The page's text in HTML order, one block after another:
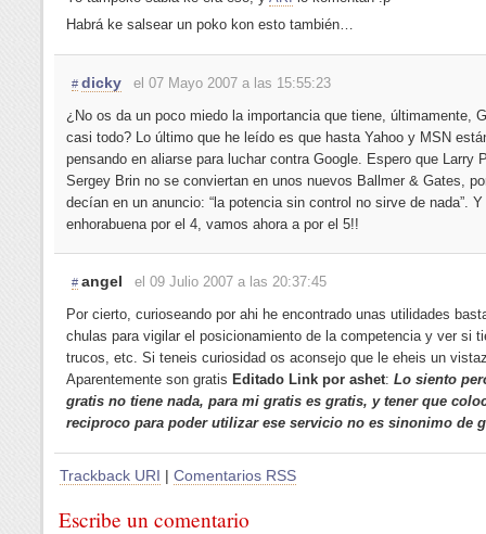
Habrá ke salsear un poko kon esto también…
# dicky
el 07 Mayo 2007 a las 15:55:23
¿No os da un poco miedo la importancia que tiene, últimamente,
casi todo? Lo último que he leído es que hasta Yahoo y MSN
pensando en aliarse para luchar contra Google. Espero que Larry
Sergey Brin no se conviertan en unos nuevos Ballmer & Gates,
decían en un anuncio: “la potencia sin control no sirve de nada”. Y
enhorabuena por el 4, vamos ahora a por el 5!!
# angel
el 09 Julio 2007 a las 20:37:45
Por cierto, curioseando por ahi he encontrado unas utilidades
chulas para vigilar el posicionamiento de la competencia y ver si
trucos, etc. Si teneis curiosidad os aconsejo que le eheis un
Aparentemente son gratis Editado Link por ashet: Lo siento
gratis no tiene nada, para mi gratis es gratis, y tener que
reciproco para poder utilizar ese servicio no es sinonimo de
Trackback URI | Comentarios RSS
Escribe un comentario